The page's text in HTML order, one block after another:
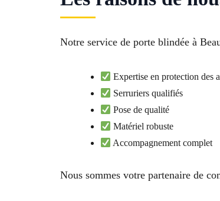
Notre service de porte blindée à
Expertise en protection des
Serruriers qualifiés
Pose de qualité
Matériel robuste
Accompagnement complet
Nous sommes votre partenaire de